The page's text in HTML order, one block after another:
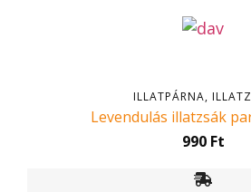
ILLATPÁRNA,
Levendulás illatzsák
990 Ft